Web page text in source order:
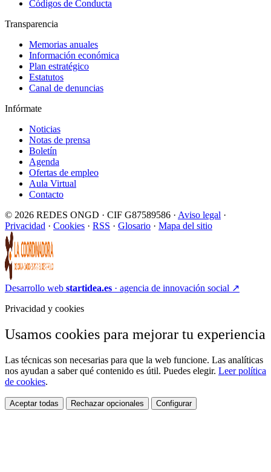
Códigos de Conducta
Transparencia
Memorias anuales
Información económica
Plan estratégico
Estatutos
Canal de denuncias
Infórmate
Noticias
Notas de prensa
Boletín
Agenda
Ofertas de empleo
Aula Virtual
Contacto
© 2026 REDES ONGD · CIF G87589586 · Aviso legal ·
Privacidad · Cookies · RSS · Glosario · Mapa del sitio
Desarrollo web startidea.es · agencia de innovación social ↗
Privacidad y cookies
Usamos cookies para mejorar tu experiencia
Las técnicas son necesarias para que la web funcione. Las analíticas
nos ayudan a saber qué contenido es útil. Puedes elegir. Leer política
de cookies.
Aceptar todas Rechazar opcionales Configurar